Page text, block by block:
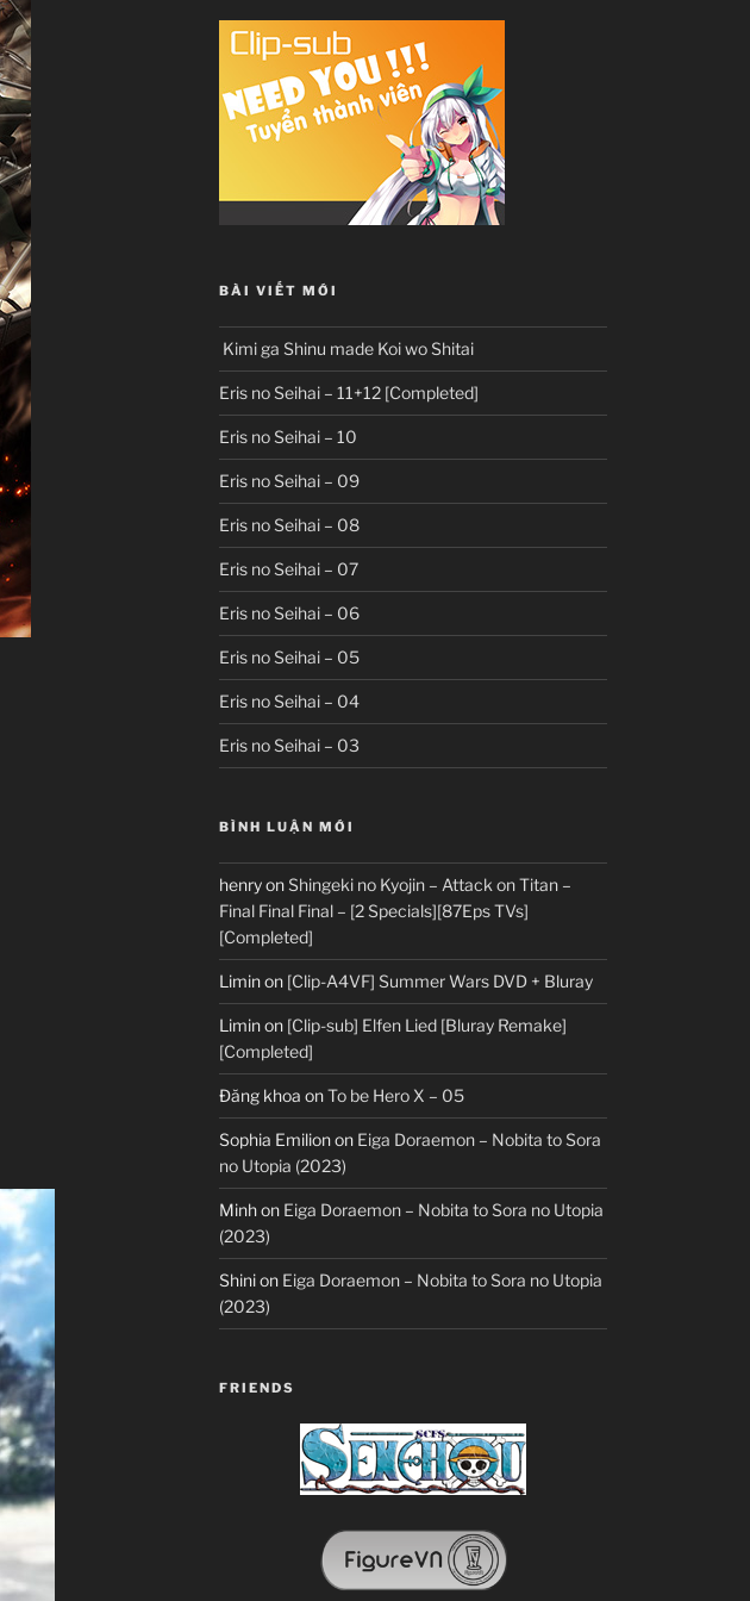
BÀI VIẾT MỚI
Kimi ga Shinu made Koi wo Shitai
Eris no Seihai – 11+12 [Completed]
Eris no Seihai – 10
Eris no Seihai – 09
Eris no Seihai – 08
Eris no Seihai – 07
Eris no Seihai – 06
Eris no Seihai – 05
Eris no Seihai – 04
Eris no Seihai – 03
BÌNH LUẬN MỚI
henryonShingeki no Kyojin – Attack on Titan –
Final Final Final – [2 Specials][87Eps TVs]
[Completed]
Liminon [Clip-A4VF] Summer Wars DVD + Bluray
Liminon [Clip-sub] Elfen Lied [Bluray Remake]
[Completed]
Đăng khoa onTo be Hero X – 05
Sophia Emilionon Eiga Doraemon – Nobita to Sora
no Utopia (2023)
Minhon Eiga Doraemon – Nobita to Sora no Utopia
(2023)
Shinion Eiga Doraemon – Nobita to Sora no Utopia
(2023)
FRIENDS